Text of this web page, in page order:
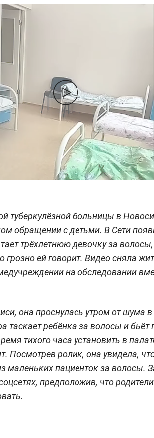
туберкулёзной больницы в
обращении с детьми. В Сети
трёхлетнюю девочку за
грозно ей говорит. Видео сняла
на обследовании
она проснулась утром от шума в
таскает ребёнка за волосы и бьёт
тихого часа установить в
Посмотрев ролик, она увидела,
маленьких пациенток за волосы.
предположив, что